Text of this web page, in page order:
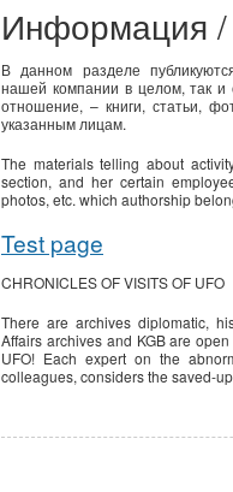
Информация /
В данном разделе
нашей компании в целом, так
отношение, – книги, статьи,
указанным лицам.
The materials telling about
section, and her certain
photos, etc. which authorship
Test page
CHRONICLES OF VISITS OF UFO
There are archives diplomatic,
Affairs archives and KGB are
UFO! Each expert on the
colleagues, considers the saved-